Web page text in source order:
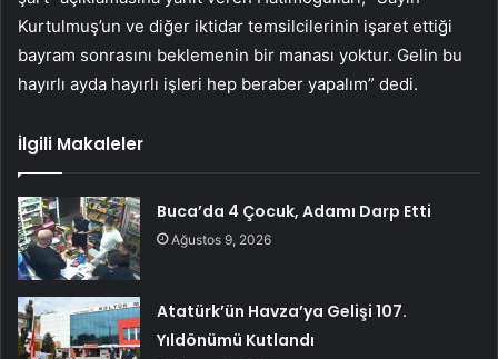
Kurtulmuş’un ve diğer iktidar temsilcilerinin işaret ettiği
bayram sonrasını beklemenin bir manası yoktur. Gelin bu
hayırlı ayda hayırlı işleri hep beraber yapalım” dedi.
İlgili Makaleler
Buca’da 4 Çocuk, Adamı Darp Etti
Ağustos 9, 2026
Atatürk’ün Havza’ya Gelişi 107.
Yıldönümü Kutlandı